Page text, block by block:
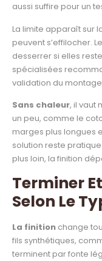
aussi suffire pour un
La limite apparaît sur
peuvent s’effilocher.
desserrer si elles
spécialisées
validation du
Sans chaleur, il vaut
un peu, comme le
marges plus longues
solution reste
plus loin, la finition
Terminer
Selon Le
La finition change
fils synthétiques,
terminent par fonte